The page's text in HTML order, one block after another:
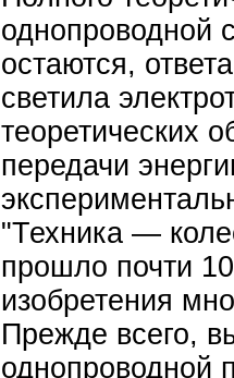
однопроводной
остаются,
светила
теоретических
передачи
"Техника —
прошло почти 10
изобретения
Прежде всего,
однопроводной